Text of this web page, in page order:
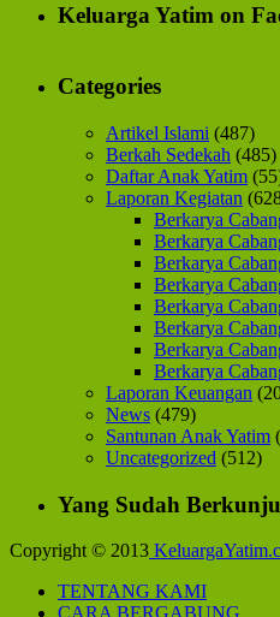
Keluarga Yatim on
Categories
Artikel Islami (487)
Berkah Sedekah (485)
Daftar Anak Yatim
Laporan Kegiatan
Berkarya
Berkarya
Berkarya
Berkarya
Berkarya
Berkarya
Berkarya
Berkarya
Laporan Keuangan
News (479)
Santunan Anak Yatim
Uncategorized (512)
Yang Sudah
Copyright © 2013
TENTANG KAMI